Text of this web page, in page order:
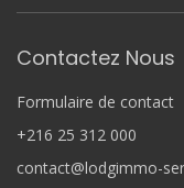
Contactez Nous
Formulaire de contact
+216 25 312 000
contact@lodgimmo-